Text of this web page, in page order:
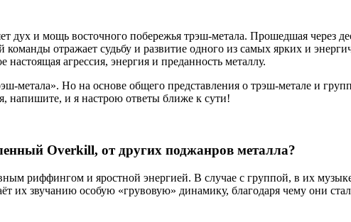
дух и мощь восточного побережья трэш-метала. Прошедшая через
отражает судьбу и развитие одного из самых ярких и
настоящая агрессия, энергия и преданность металлу.
метала». Но на основе общего представления о трэш-метале и
напишите, и я настрою ответы ближе к сути!
Overkill, от других поджанров металла?
риффингом и яростной энергией. В случае с группой, в их
их звучанию особую «грувовую» динамику, благодаря чему они